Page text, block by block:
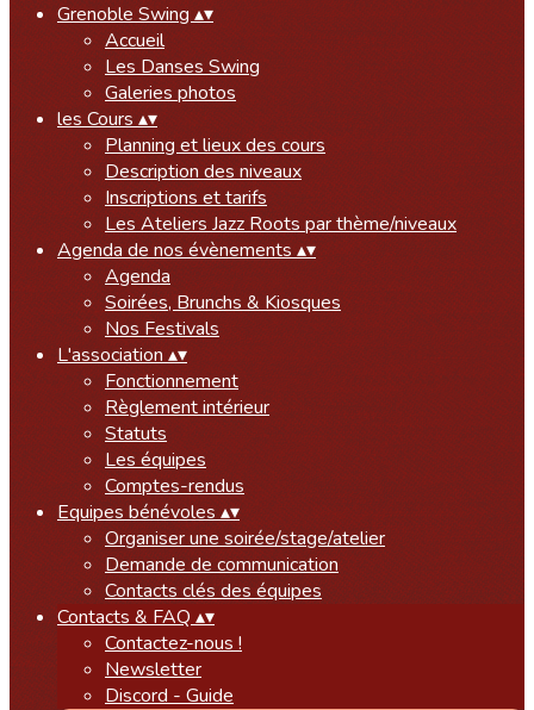
Grenoble Swing ▴▾
Accueil
Les Danses Swing
Galeries photos
les Cours ▴▾
Planning et lieux des cours
Description des niveaux
Inscriptions et tarifs
Les Ateliers Jazz Roots par thème/niveaux
Agenda de nos évènements ▴▾
Agenda
Soirées, Brunchs & Kiosques
Nos Festivals
L'association▴▾
Fonctionnement
Règlement intérieur
Statuts
Les équipes
Comptes-rendus
Equipes bénévoles ▴▾
Organiser une soirée/stage/atelier
Demande de communication
Contacts clés des équipes
Contacts & FAQ ▴▾
Contactez-nous !
Newsletter
Discord - Guide